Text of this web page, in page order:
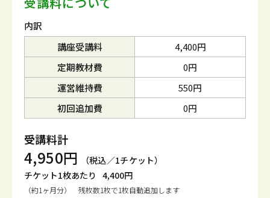
内訳
講座受講料
4,400円
定期教材費
0円
運営維持費
550円
初回追加費
0円
受講料計
4,950円
（税込／1チケット）
チケット1枚あたり 4,400円
（約1ヶ月分） 残枚数1枚で1枚自動追加します